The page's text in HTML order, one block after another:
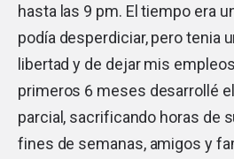
hasta las 9 pm. El tiempo era
podía desperdiciar, pero tenia
libertad y de dejar mis
primeros 6 meses desarrollé
parcial, sacrificando horas de
fines de semanas, amigos y